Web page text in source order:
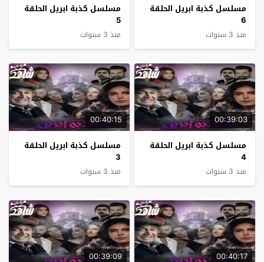
مسلسل كذبة ابريل الحلقة
6
منذ 3 سنوات
مسلسل كذبة ابريل الحلقة
5
منذ 3 سنوات
00:39:03
مسلسل كذبة ابريل الحلقة
4
منذ 3 سنوات
00:40:15
مسلسل كذبة ابريل الحلقة
3
منذ 3 سنوات
00:40:17
00:39:09